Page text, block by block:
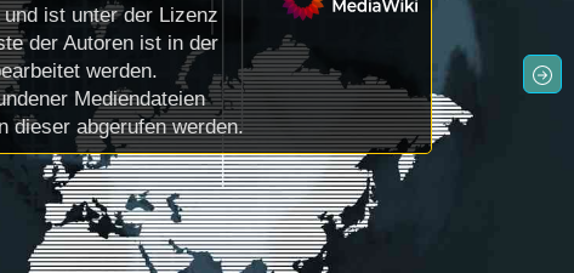
ist unter der Lizenz
der Autoren ist in der
werden.
Mediendateien
dieser abgerufen werden.